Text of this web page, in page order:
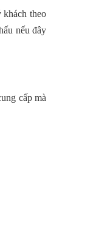
khách theo
nếu đây
cấp mà